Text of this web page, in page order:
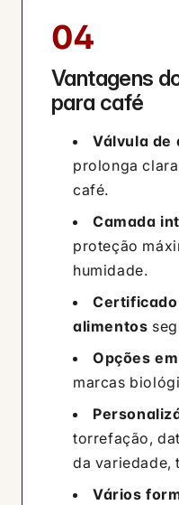
04
Vantagens
para café
Válvula de
prolonga
café.
Camada
proteção
humidade.
alimentos
Opções
marcas
torrefação,
da variedade,
Vários